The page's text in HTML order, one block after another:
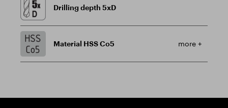
Drilling depth 5xD
Material HSS Co5 more +